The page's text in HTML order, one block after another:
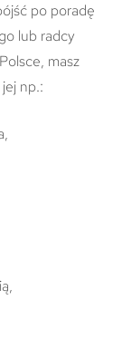
po poradę
lub radcy
masz
np.: